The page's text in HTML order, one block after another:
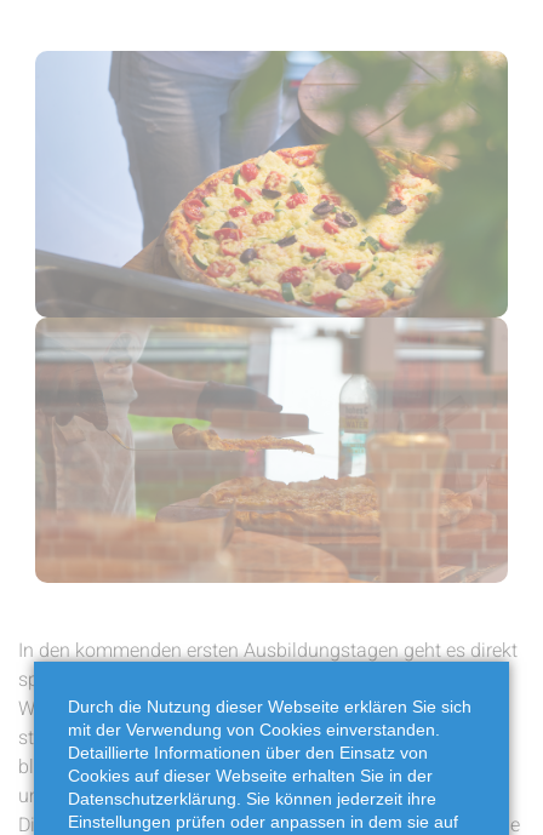
In den kommenden ersten Ausbildungstagen geht es direkt
spannend weiter für die Drei. Sie lernen unsere
Wertstoffhöfe und die Mitarbeitenden vor Ort kennen und
statten unseren engen Partnerunternehmen, wie dem hkw
blumenthal, Smurfit Kappa und der GAR einen Besuch ab,
um die Abfallströme und Verwertungswege im Landkreis
Diepholz besser zu verstehen. In der drauffolgenden Woche
Durch die Nutzung dieser Webseite erklären Sie sich
mit der Verwendung von Cookies einverstanden.
Detaillierte Informationen über den Einsatz von
Cookies auf dieser Webseite erhalten Sie in der
Datenschutzerklärung. Sie können jederzeit ihre
Einstellungen prüfen oder anpassen in dem sie auf